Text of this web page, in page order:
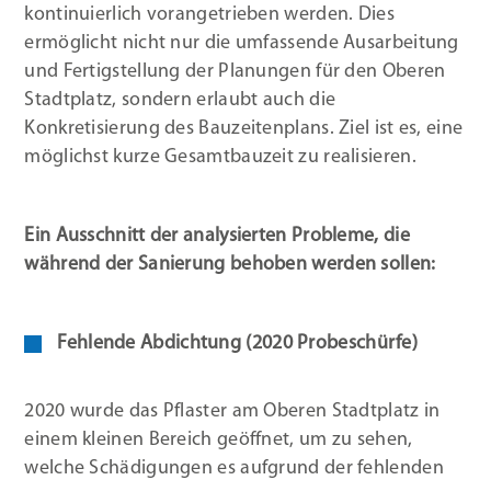
kontinuierlich vorangetrieben werden. Dies
ermöglicht nicht nur die umfassende Ausarbeitung
und Fertigstellung der Planungen für den Oberen
Stadtplatz, sondern erlaubt auch die
Konkretisierung des Bauzeitenplans. Ziel ist es, eine
möglichst kurze Gesamtbauzeit zu realisieren.
Ein Ausschnitt der analysierten Probleme, die
während der Sanierung behoben werden sollen:
Fehlende Abdichtung (2020 Probeschürfe)
2020 wurde das Pflaster am Oberen Stadtplatz in
einem kleinen Bereich geöffnet, um zu sehen,
welche Schädigungen es aufgrund der fehlenden